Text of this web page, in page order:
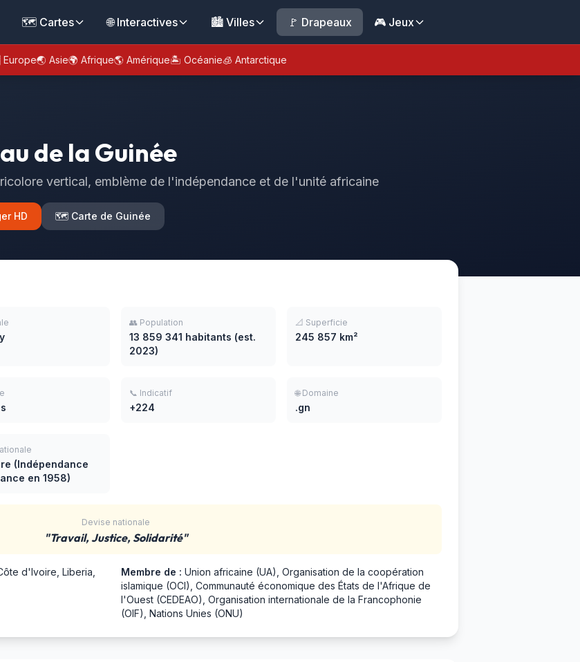
🗺️ Cartes 🌐 Interactives 🏙️ Villes 🚩 Drapeaux 🎮 Jeux
🌏 Asie🌍 Afrique🌎 Amérique🏝️ Océanie🧊 Antarctique
de la Guinée
vertical, emblème de l'indépendance et de l'unité africaine
HD 🗺️ Carte de Guinée
👥 Population
13 859 341 habitants (est.
2023)
📐 Superficie
245 857 km²
📞 Indicatif
+224
🌐 Domaine
.gn
(Indépendance
en 1958)
Devise nationale
"Travail, Justice, Solidarité"
d'Ivoire, Liberia,
Membre de : Union africaine (UA), Organisation de la coopération
islamique (OCI), Communauté économique des États de l'Afrique de
l'Ouest (CEDEAO), Organisation internationale de la Francophonie
(OIF), Nations Unies (ONU)